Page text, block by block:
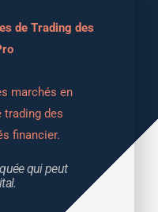
de Trading des
marchés en
trading des
financier.
qui peut